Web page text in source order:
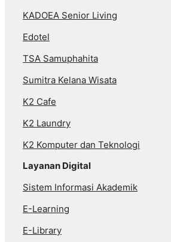
KADOEA Senior Living
Edotel
TSA Samuphahita
Sumitra Kelana Wisata
K2 Cafe
K2 Laundry
K2 Komputer dan Teknologi
Layanan Digital
Sistem Informasi Akademik
E-Learning
E-Library